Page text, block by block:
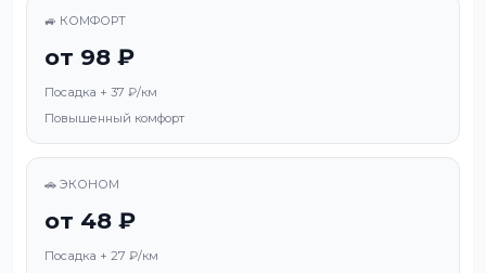
🚙 КОМФОРТ
от 98 ₽
Посадка + 37 ₽/км
Повышенный комфорт
🚗 ЭКОНОМ
от 48 ₽
Посадка + 27 ₽/км